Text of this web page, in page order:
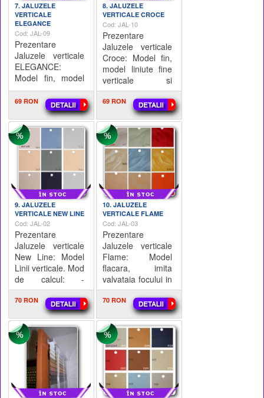
7. JALUZELE
VERTICALE
ELEGANCE
Cod: JAL-09
Prezentare
Jaluzele verticale
ELEGANCE:
Model fin, model
flori. Mod de
calcul: - Lungime
sina Aluminiu x
Hminim 1,5m = X
mp; - X mp x 34
Lei = Pretul final
69 RON
8. JALUZELE
VERTICALE CROCE
Cod: JAL-10
Prezentare
Jaluzele verticale
Croce: Model fin,
model liniute fine
verticale si
orizontalei. Mod
de calcul: -
Lungime sina
Aluminiu x Hminim
1,5m = X mp; -
69 RON
9. JALUZELE
VERTICALE NEW LINE
Cod: JAL-02
Prezentare
Jaluzele verticale
New Line: Model
Linii verticale. Mod
de calcul: -
Lungime sina
Aluminiu x Hminim
1,5m = X mp; - X
mp x 38 Lei =
Pretul final a
70 RON
10. JALUZELE
VERTICALE FLAME
Cod: JAL-03
Prezentare
Jaluzele verticale
Flame: Model
flacara, imita
valvataia focului in
diagonala, model
repetitiv. Mod de
calcul: - Lungime
sina Aluminiu x
Hminim 1,
70 RON